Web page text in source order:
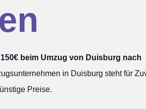
beim Umzug von Duisburg nach
in Duisburg steht für
Preise.